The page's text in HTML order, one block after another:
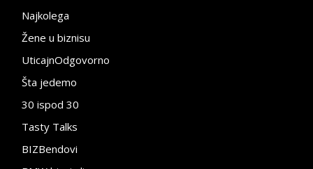
Najkolega
Žene u biznisu
UticajnOdgovorno
Šta jedemo
30 ispod 30
Tasty Talks
BIZBendovi